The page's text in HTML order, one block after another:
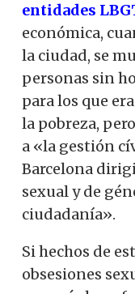
entidades
económica,
la ciudad, se
personas sin
para los que
la pobreza,
a «la gestión
Barcelona
sexual y de
ciudadanía».
Si hechos de
obsesiones